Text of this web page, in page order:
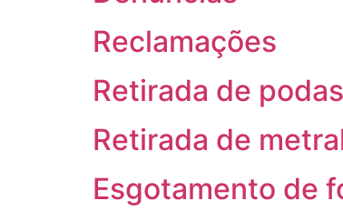
Reclamações
Retirada de podas
Retirada de
Esgotamento de